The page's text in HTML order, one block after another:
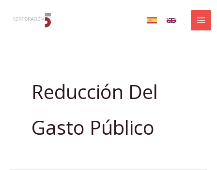
Reducción Del
Gasto Público